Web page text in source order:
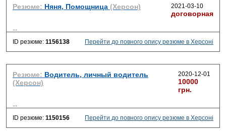
Резюме: Няня, Помощница (Херсон) 2021-03-10
договорная
...
ID резюме: 1156138 Перейти до повного опису резюме в Херсоні
Резюме: Водитель, личный водитель
(Херсон)
2020-12-01
10000
грн.
...
ID резюме: 1150156 Перейти до повного опису резюме в Херсоні